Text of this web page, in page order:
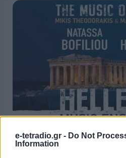
e-tetradio.gr - Do Not
Information
Ραδιόφωνα με φουλ
τον Γιάννη τον Φονιά